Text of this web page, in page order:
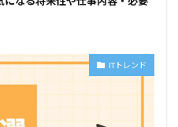
ITトレンド